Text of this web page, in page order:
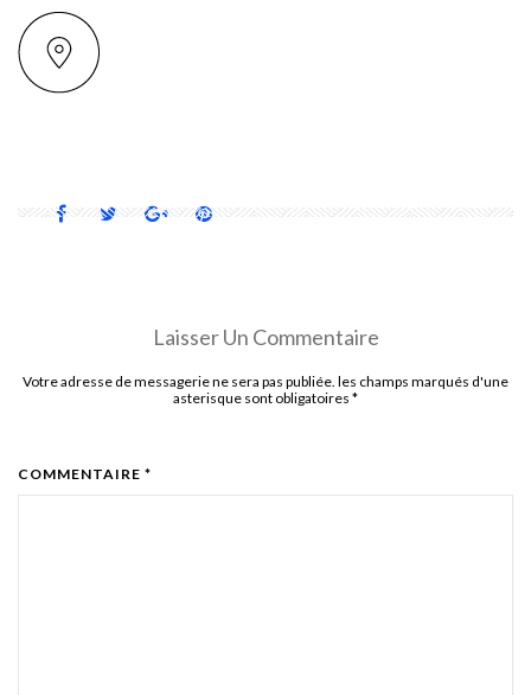
Laisser Un Commentaire
Votre adresse de messagerie ne sera pas publiée. les champs marqués d'une
asterisque sont obligatoires *
COMMENTAIRE *